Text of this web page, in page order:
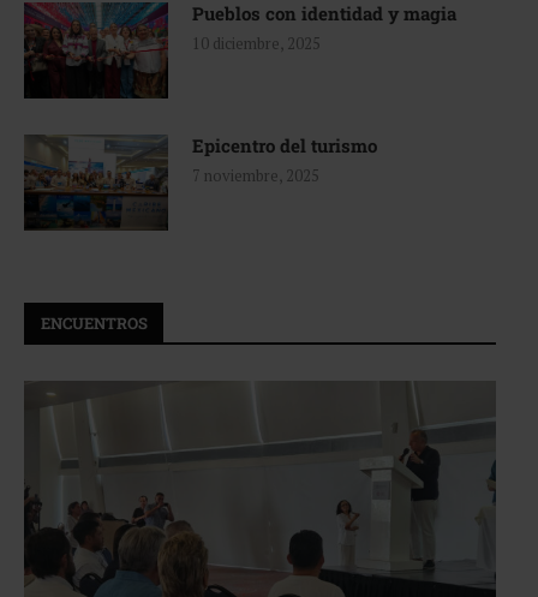
Pueblos con identidad y magia
10 diciembre, 2025
Epicentro del turismo
7 noviembre, 2025
ENCUENTROS